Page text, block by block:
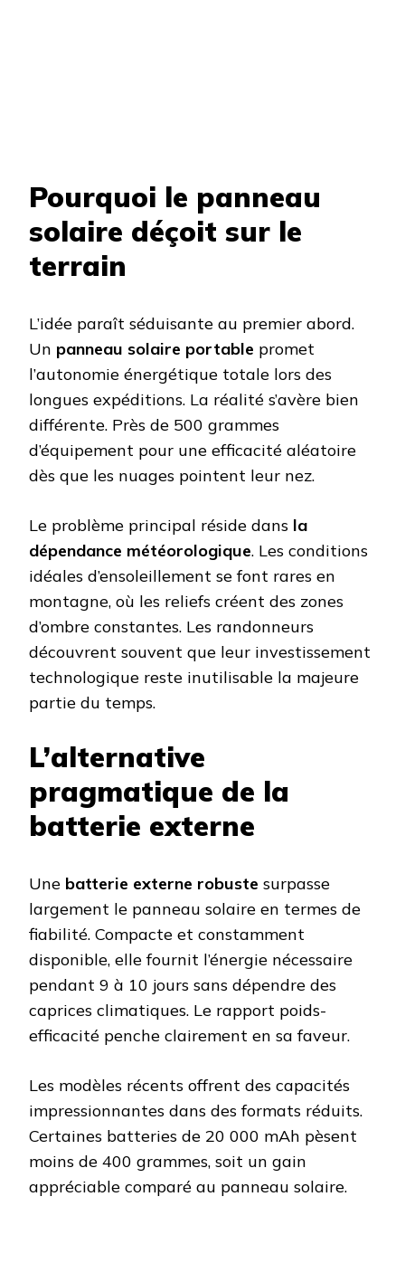
Pourquoi le panneau
solaire déçoit sur le
terrain
L’idée paraît séduisante au premier abord.
Un panneau solaire portable promet
l’autonomie énergétique totale lors des
longues expéditions. La réalité s’avère bien
différente. Près de 500 grammes
d’équipement pour une efficacité aléatoire
dès que les nuages pointent leur nez.
Le problème principal réside dans la
dépendance météorologique. Les conditions
idéales d’ensoleillement se font rares en
montagne, où les reliefs créent des zones
d’ombre constantes. Les randonneurs
découvrent souvent que leur investissement
technologique reste inutilisable la majeure
partie du temps.
L’alternative
pragmatique de la
batterie externe
Une batterie externe robuste surpasse
largement le panneau solaire en termes de
fiabilité. Compacte et constamment
disponible, elle fournit l’énergie nécessaire
pendant 9 à 10 jours sans dépendre des
caprices climatiques. Le rapport poids-
efficacité penche clairement en sa faveur.
Les modèles récents offrent des capacités
impressionnantes dans des formats réduits.
Certaines batteries de 20 000 mAh pèsent
moins de 400 grammes, soit un gain
appréciable comparé au panneau solaire.